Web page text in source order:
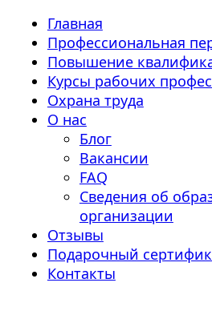
Главная
Профессиональная
Повышение
Курсы рабочих
Охрана труда
О нас
Блог
Вакансии
FAQ
Сведения об
организации
Отзывы
Подарочный
Контакты